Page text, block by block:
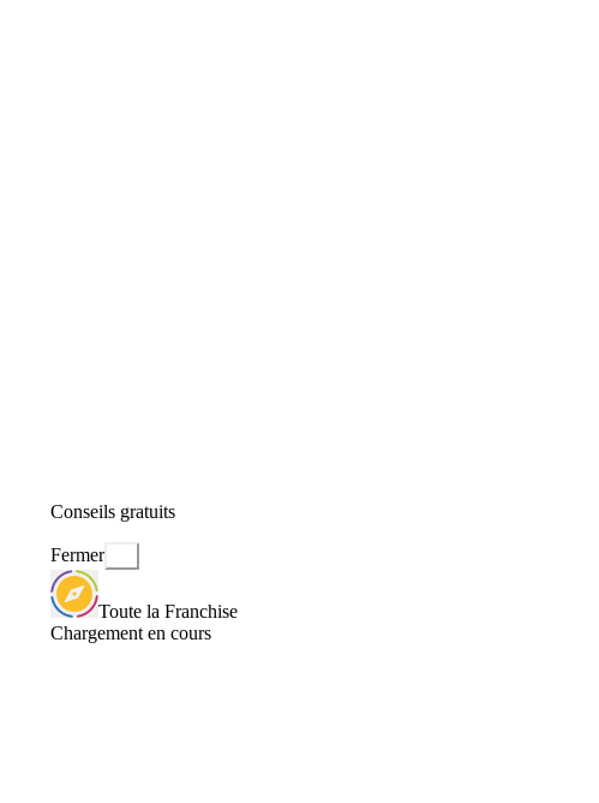
Conseils gratuits
Fermer
Toute la Franchise
Chargement en cours